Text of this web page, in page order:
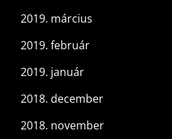
2019. március
2019. február
2019. január
2018. december
2018. november